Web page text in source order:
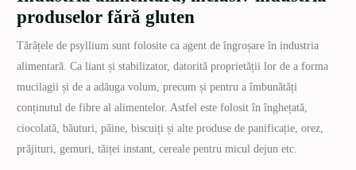
produselor fără gluten
Tărâțele de psyllium sunt folosite ca agent de îngroșare în industria
alimentară. Ca liant și stabilizator, datorită proprietății lor de a forma
mucilagii și de a adăuga volum, precum și pentru a îmbunătăți
conținutul de fibre al alimentelor. Astfel este folosit în înghețată,
ciocolată, băuturi, pâine, biscuiți și alte produse de panificație, orez,
prăjituri, gemuri, tăiței instant, cereale pentru micul dejun etc.